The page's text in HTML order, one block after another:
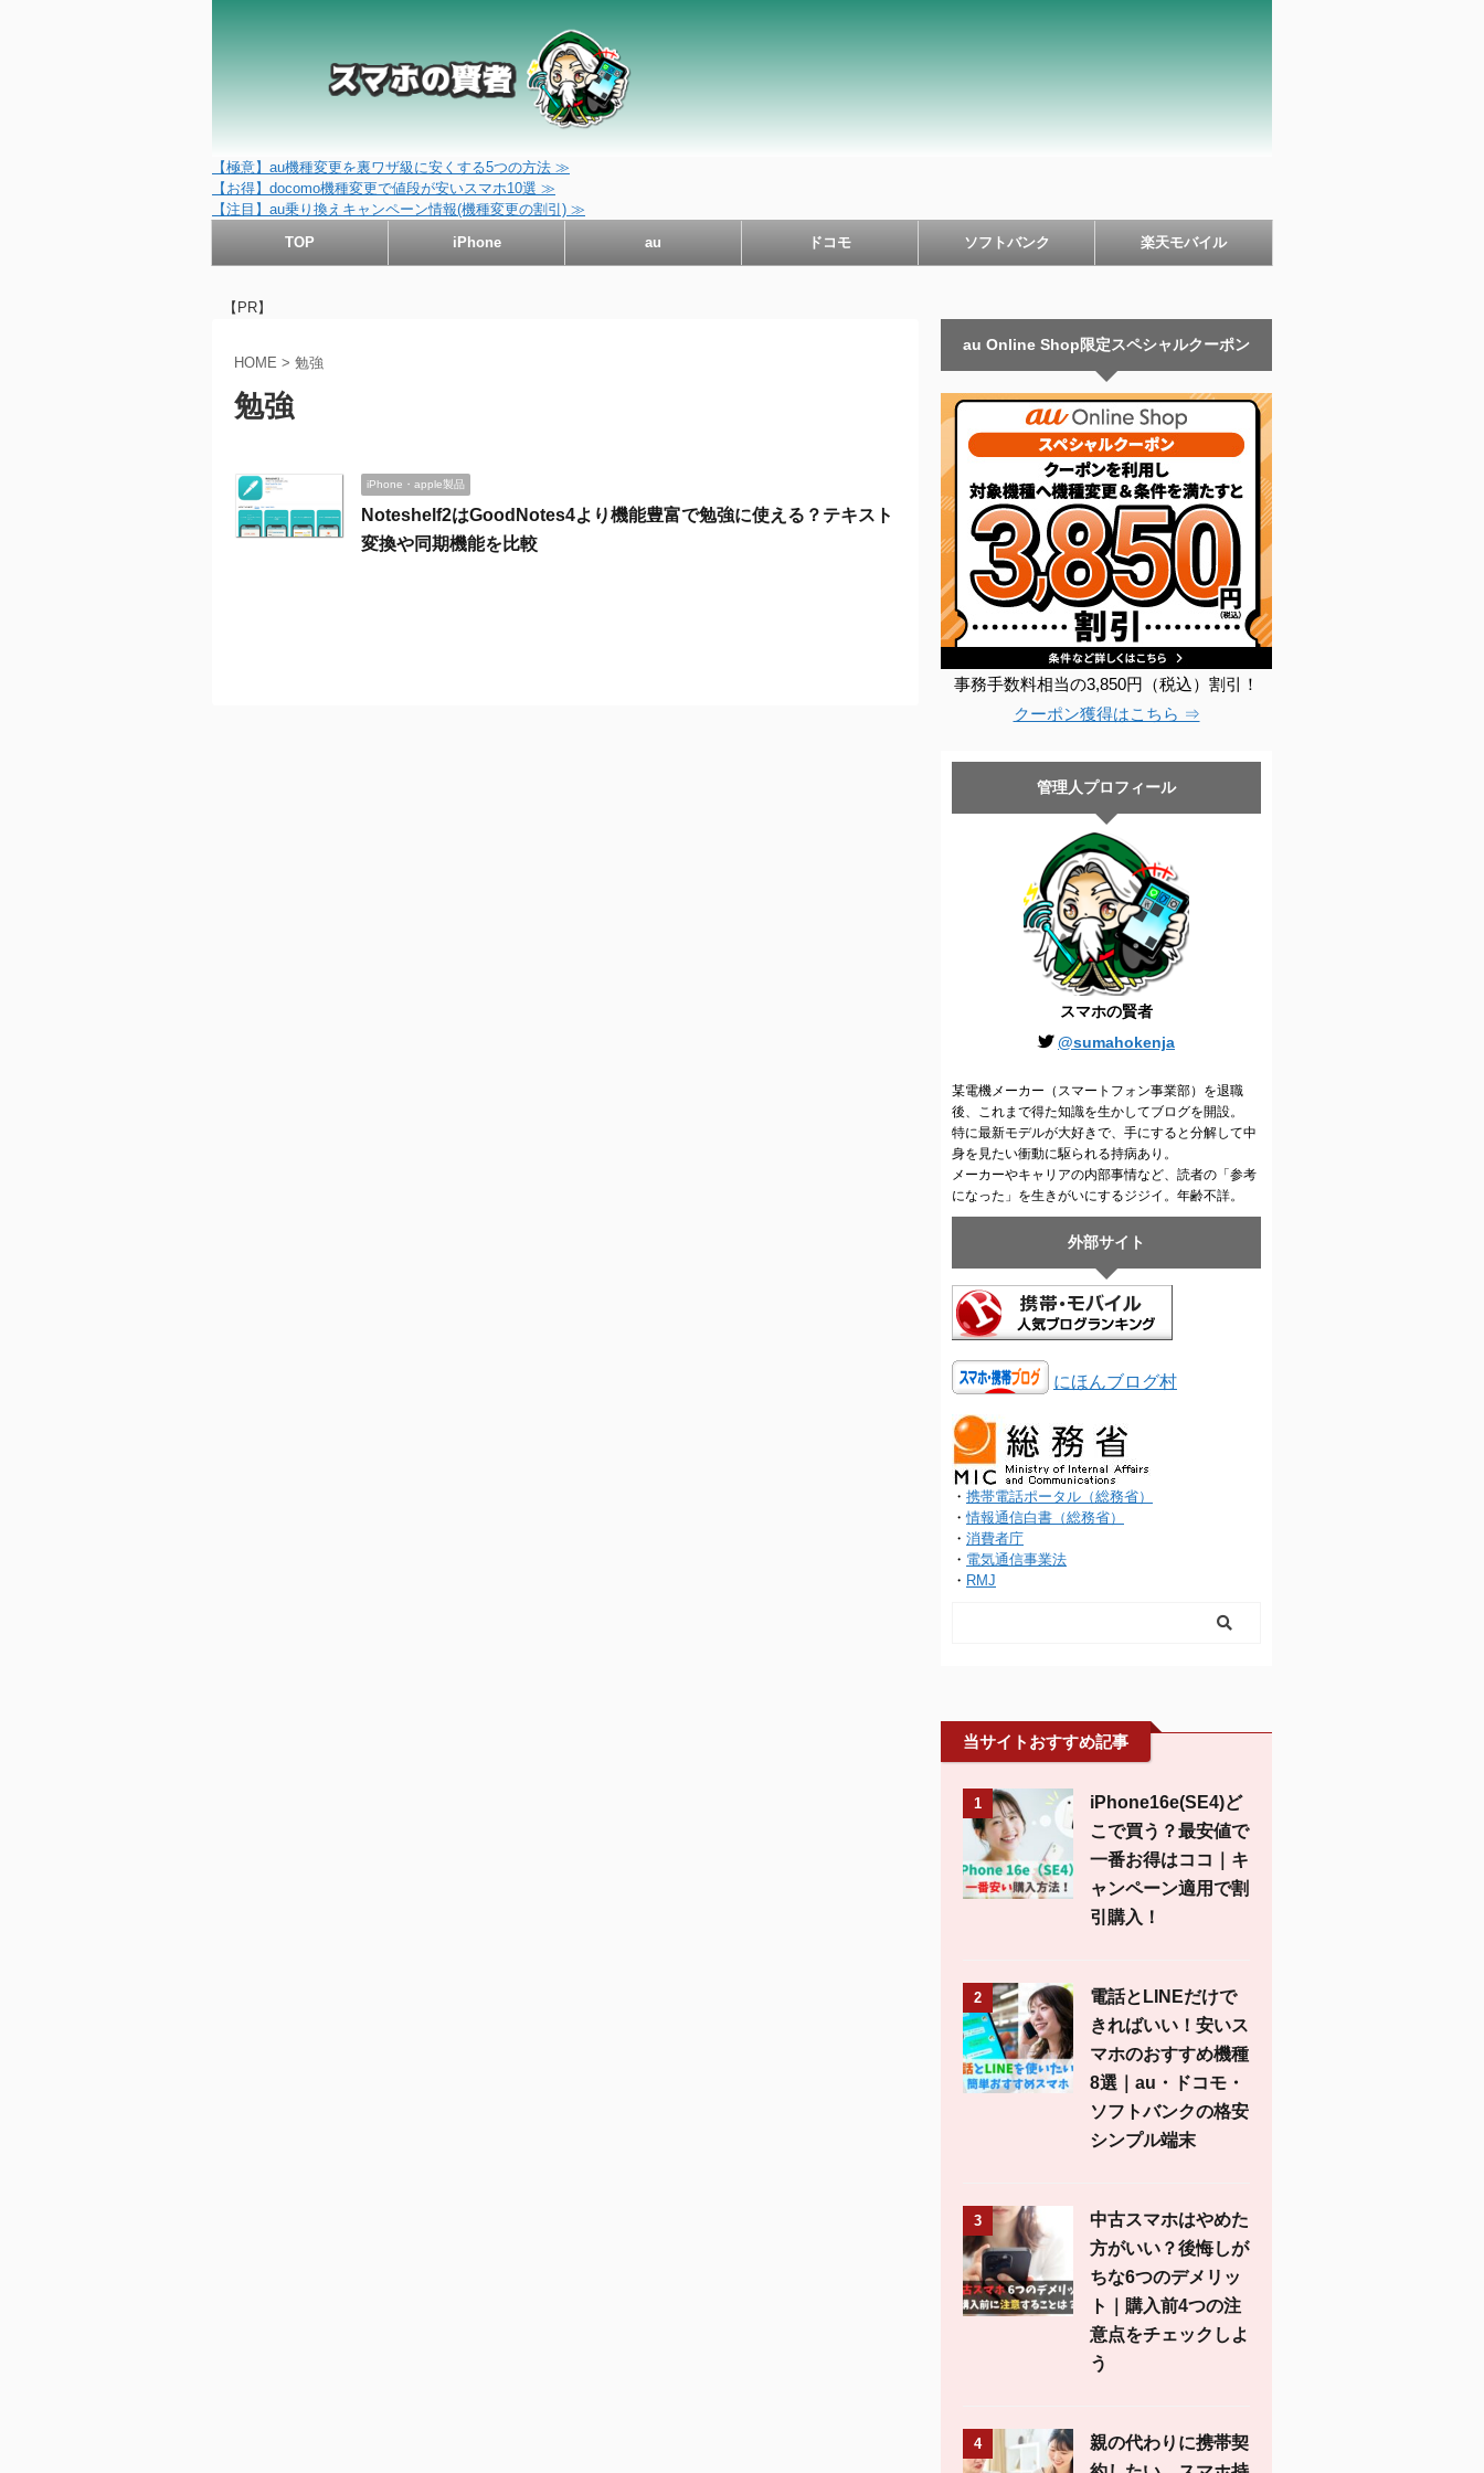
【極意】au機種変更を裏ワザ級に安くする5つの方法 ≫
【お得】docomo機種変更で値段が安いスマホ10選 ≫
【注目】au乗り換えキャンペーン情報(機種変更の割引) ≫
TOP
iPhone au ドコモ ソフトバンク 楽天モバイル
【PR】
HOME > 勉強
勉強
iPhone・apple製品
Noteshelf2はGoodNotes4より機能豊富で勉強に使える？テキスト
変換や同期機能を比較
au Online Shop限定スペシャルクーポン
事務手数料相当の3,850円（税込）割引！
クーポン獲得はこちら ⇒
管理人プロフィール
スマホの賢者
@sumahokenja
某電機メーカー（スマートフォン事業部）を退職
後、これまで得た知識を生かしてブログを開設。
特に最新モデルが大好きで、手にすると分解して中
身を見たい衝動に駆られる持病あり。
メーカーやキャリアの内部事情など、読者の「参考
になった」を生きがいにするジジイ。年齢不詳。
外部サイト
にほんブログ村
・ 携帯電話ポータル（総務省）
・情報通信白書（総務省）
・ 消費者庁
・ 電気通信事業法
・ RMJ
当サイトおすすめ記事
1
iPhone16e(SE4)ど
こで買う？最安値で
一番お得はココ｜キ
ャンペーン適用で割
引購入！
2
電話とLINEだけで
きればいい！安いス
マホのおすすめ機種
8選｜au・ドコモ・
ソフトバンクの格安
シンプル端末
3
中古スマホはやめた
方がいい？後悔しが
ちな6つのデメリッ
ト｜購入前4つの注
意点をチェックしよ
う
4
親の代わりに携帯契